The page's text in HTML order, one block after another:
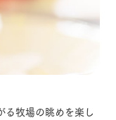
る牧場の眺めを楽し